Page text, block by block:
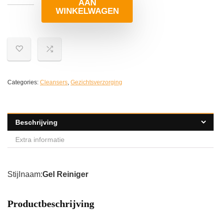
AAN
WINKELWAGEN
Categories: Cleansers, Gezichtsverzorging
Beschrijving
Extra informatie
Stijlnaam:Gel Reiniger
Productbeschrijving